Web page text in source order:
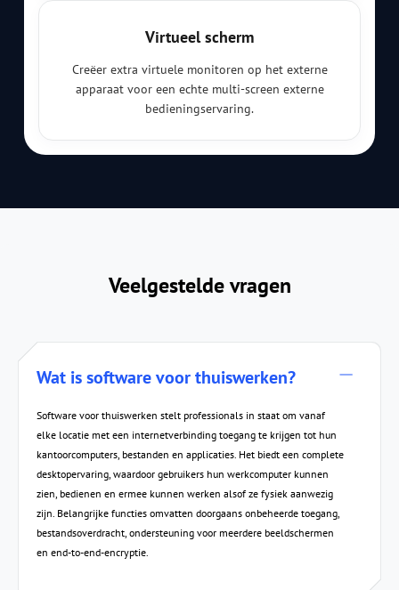
Virtueel scherm
Creëer extra virtuele monitoren op het externe
apparaat voor een echte multi-screen externe
bedieningservaring.
Veelgestelde vragen
Wat is software voor thuiswerken?
Software voor thuiswerken stelt professionals in staat om vanaf
elke locatie met een internetverbinding toegang te krijgen tot hun
kantoorcomputers, bestanden en applicaties. Het biedt een complete
desktopervaring, waardoor gebruikers hun werkcomputer kunnen
zien, bedienen en ermee kunnen werken alsof ze fysiek aanwezig
zijn. Belangrijke functies omvatten doorgaans onbeheerde toegang,
bestandsoverdracht, ondersteuning voor meerdere beeldschermen
en end-to-end-encryptie.